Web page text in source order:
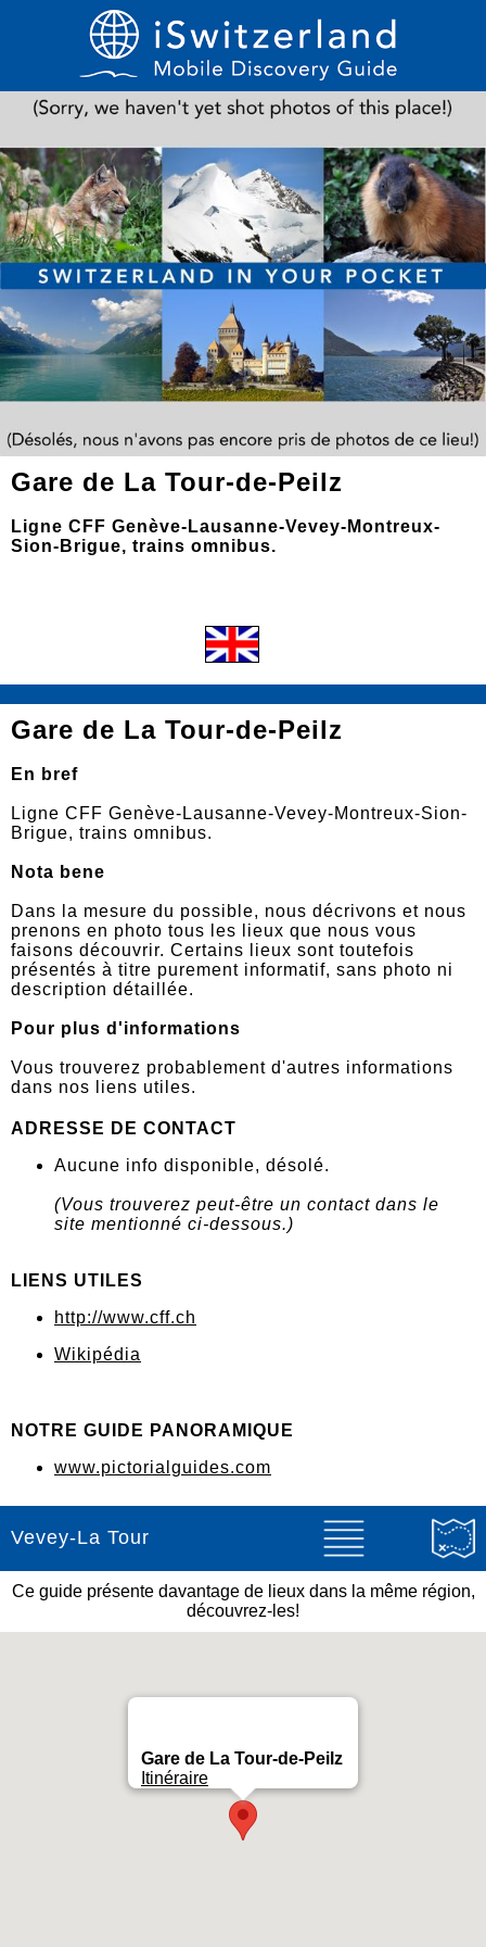
Gare de La Tour-de-Peilz
Ligne CFF Genève-Lausanne-Vevey-Montreux-
Sion-Brigue, trains omnibus.
Gare de La Tour-de-Peilz
En bref
Ligne CFF Genève-Lausanne-Vevey-Montreux-Sion-
Brigue, trains omnibus.
Nota bene
Dans la mesure du possible, nous décrivons et nous
prenons en photo tous les lieux que nous vous
faisons découvrir. Certains lieux sont toutefois
présentés à titre purement informatif, sans photo ni
description détaillée.
Pour plus d'informations
Vous trouverez probablement d'autres informations
dans nos liens utiles.
ADRESSE DE CONTACT
Aucune info disponible, désolé.
(Vous trouverez peut-être un contact dans le
site mentionné ci-dessous.)
LIENS UTILES
http://www.cff.ch
Wikipédia
NOTRE GUIDE PANORAMIQUE
www.pictorialguides.com
Vevey-La Tour
Ce guide présente davantage de lieux dans la même région,
découvrez-les!
Gare de La Tour-de-Peilz
Itinéraire